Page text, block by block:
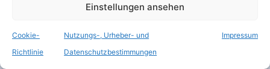
Einstellungen ansehen
Cookie-
Richtlinie
Nutzungs-, Urheber- und
Datenschutzbestimmungen
Impressum
Herausforderungen der